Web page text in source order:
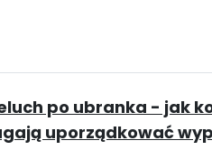
po ubranka - jak
uporządkować